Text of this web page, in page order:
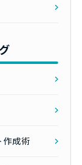
作成術